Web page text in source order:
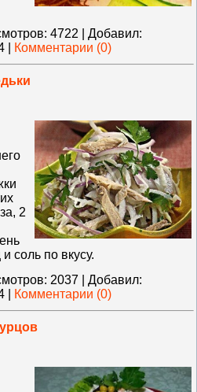
4722
Добавил:
Комментарии (0)
2
соль по вкусу.
2037
Добавил:
Комментарии (0)